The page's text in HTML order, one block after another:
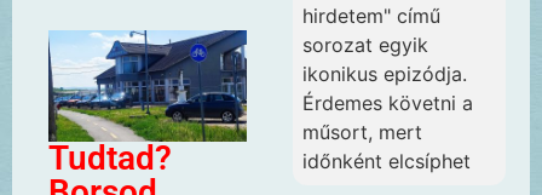
Tudtad?
hirdetem" című
sorozat egyik
ikonikus epizódja.
Érdemes követni a
műsort, mert
időnként elcsíphet